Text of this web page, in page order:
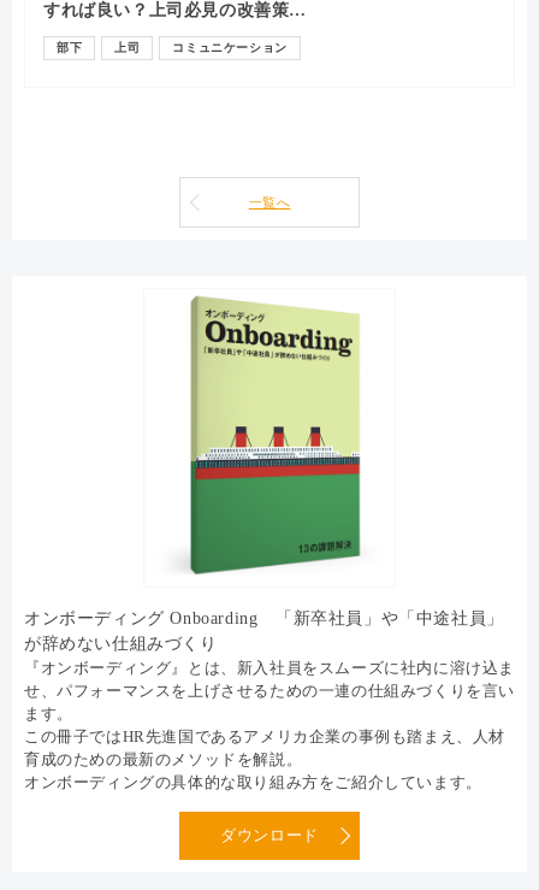
すれば良い？上司必見の改善策…
部下 上司 コミュニケーション
一覧へ
オンボーディング Onboarding 「新卒社員」や「中途社員」
が辞めない仕組みづくり
『オンボーディング』とは、新入社員をスムーズに社内に溶け込ま
せ、パフォーマンスを上げさせるための一連の仕組みづくりを言い
ます。
この冊子ではHR先進国であるアメリカ企業の事例も踏まえ、人材
育成のための最新のメソッドを解説。
オンボーディングの具体的な取り組み方をご紹介しています。
ダウンロード